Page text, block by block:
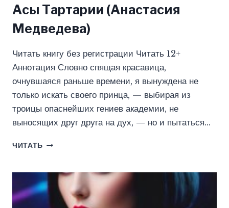
Асы Тартарии (Анастасия
Медведева)
Читать книгу без регистрации Читать 12+
Аннотация Словно спящая красавица,
очнувшаяся раньше времени, я вынуждена не
только искать своего принца, — выбирая из
троицы опаснейших гениев академии, не
выносящих друг друга на дух, — но и пытаться…
ЧИТАТЬ АСЫ
МЕДВЕДЕВА)